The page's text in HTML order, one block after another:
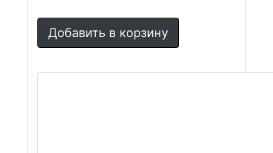
Добавить в корзину